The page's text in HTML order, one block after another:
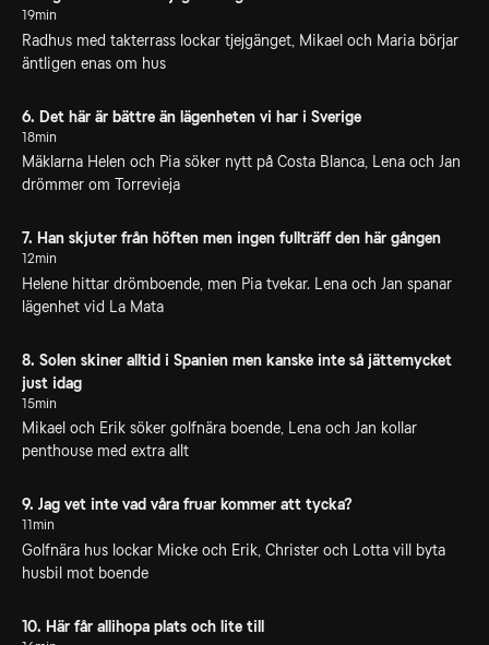
19min
Radhus med takterrass lockar tjejgänget, Mikael och Maria börjar
äntligen enas om hus
6. Det här är bättre än lägenheten vi har i Sverige
18min
Mäklarna Helen och Pia söker nytt på Costa Blanca, Lena och Jan
drömmer om Torrevieja
7. Han skjuter från höften men ingen fullträff den här gången
12min
Helene hittar drömboende, men Pia tvekar. Lena och Jan spanar
lägenhet vid La Mata
8. Solen skiner alltid i Spanien men kanske inte så jättemycket
just idag
15min
Mikael och Erik söker golfnära boende, Lena och Jan kollar
penthouse med extra allt
9. Jag vet inte vad våra fruar kommer att tycka?
11min
Golfnära hus lockar Micke och Erik, Christer och Lotta vill byta
husbil mot boende
10. Här får allihopa plats och lite till